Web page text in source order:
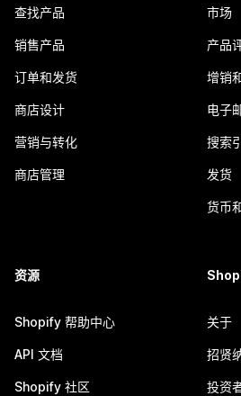
查找产品
销售产品
订单和发货
商店设计
营销与转化
商店管理
市场
产品
增销
电子
搜索
发货
货币
资源
Shopify 帮助中心
API 文档
Shopify 社区
关于
招贤
投资